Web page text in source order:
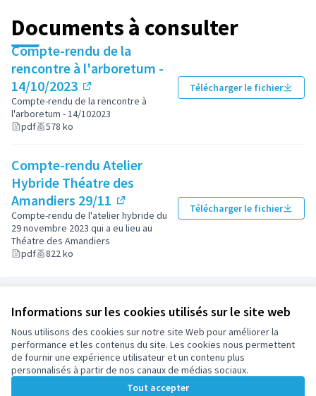
Informations sur les cookies utilisés sur le site web
Nous utilisons des cookies sur notre site Web pour améliorer la
performance et les contenus du site. Les cookies nous permettent
de fournir une expérience utilisateur et un contenu plus
personnalisés à partir de nos canaux de médias sociaux.
Tout accepter
Documents à consulter
Compte-rendu de la
rencontre à l'arboretum -
14/10/2023
(Lien externe)
Compte-rendu de la rencontre à
l'arboretum - 14/102023
pdf
578 ko
Télécharger le fichier
Compte-rendu Atelier
Hybride Théatre des
Amandiers 29/11
(Lien externe)
Compte-rendu de l'atelier hybride du
29 novembre 2023 qui a eu lieu au
Théatre des Amandiers
pdf
822 ko
Télécharger le fichier
Conditions d'utilisation
Paramètres des cookies
participez.nanterre.fr sur X
(Lien externe)
participez.nanterre.fr sur Facebook
participez.nanterre.fr sur Instagram
participez.nanterre.fr sur YouTube
(Lien externe)
participez.nanterre.fr sur GitHub
(Lien externe)